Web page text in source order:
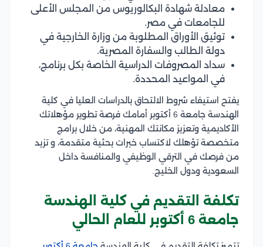
معادلة شهادة البكالوريوس من المجلس الأعلى
للجامعات في مصر.
توثيق الأوراق المطلوبة من وزارة الخارجية في
دولة الطالب والسفارة المصرية.
سداد المصروفات الدراسية الخاصة بكل برنامج،
في المواعيد المحددة.
يفتح استيفاء شروط الالتحاق بالدراسات العليا في كلية
الهندسة جامعة 6 أكتوبر أمامك فرصة تطوير مؤهلاتك
الأكاديمية وتعزيز مكانتك المهنية، من خلال برامج
متخصصة تؤهلك لاكتساب خبرات بحثية متقدمة، و تزيد
من فرصك في الترقي الوظيفي والمنافسة داخل
السعودية ودول الخليج.
تكلفة التقديم في كلية الهندسة
جامعة 6 أكتوبر للعام الحالي